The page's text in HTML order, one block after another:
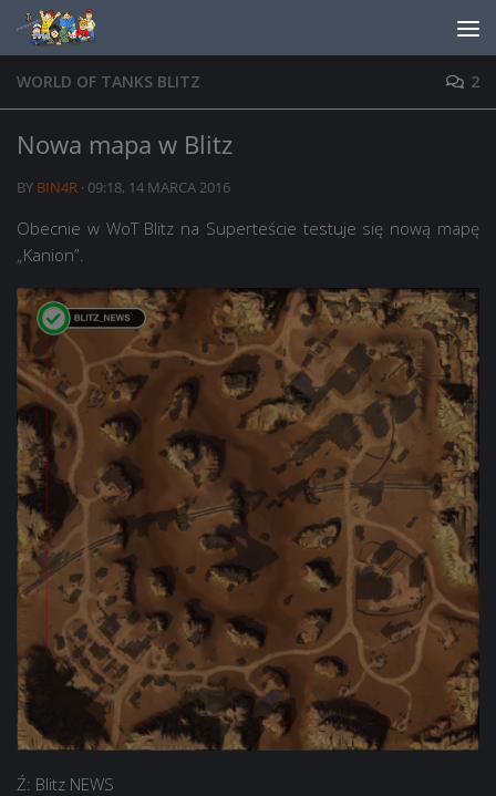
Skip to content
WORLD OF TANKS BLITZ 2
Nowa mapa w Blitz
BY BIN4R · 09:18, 14 MARCA 2016
Obecnie w WoT Blitz na Superteście testuje się nową mapę
„Kanion”.
Ź: Blitz NEWS